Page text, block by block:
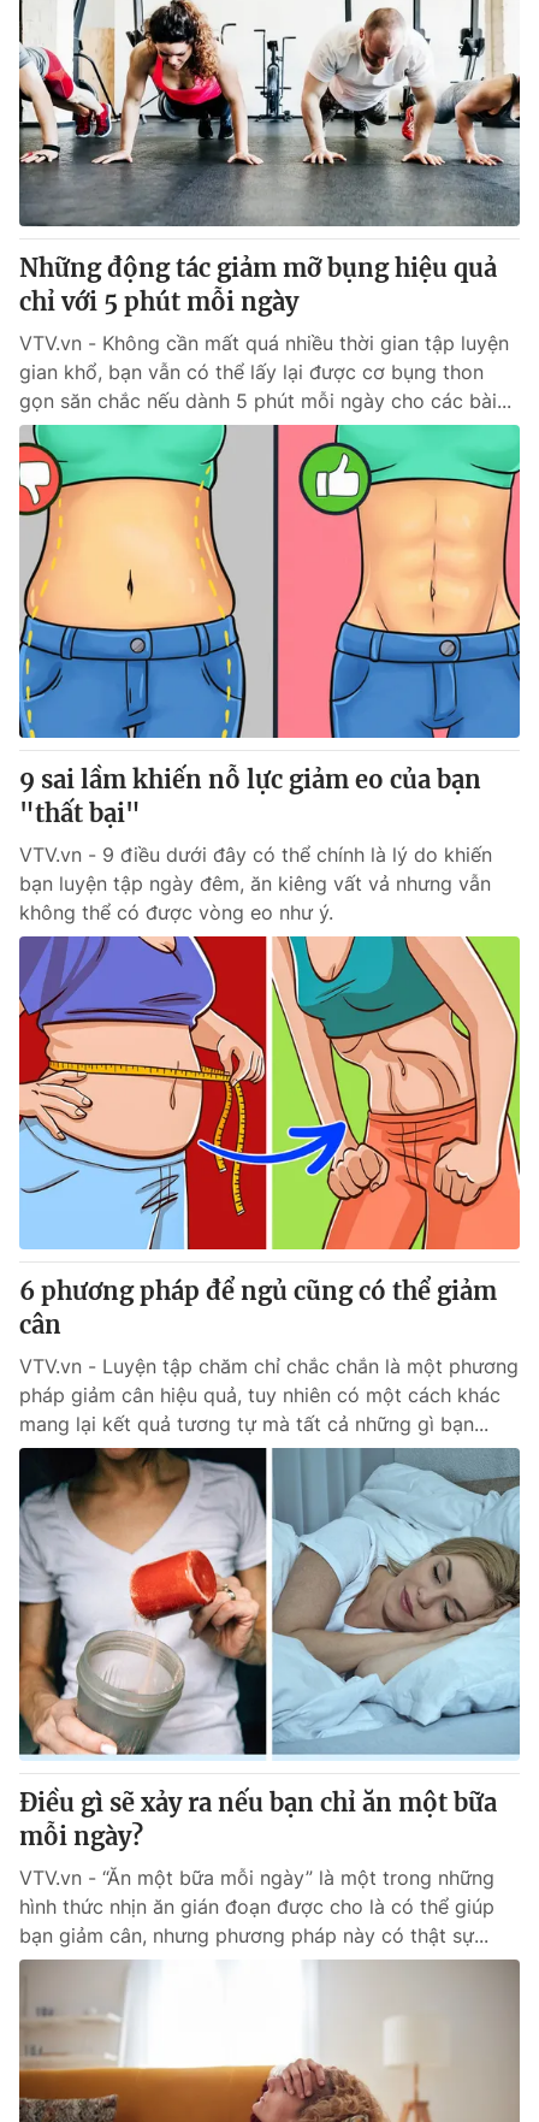
Những động tác giảm mỡ bụng hiệu quả
chỉ với 5 phút mỗi ngày
VTV.vn - Không cần mất quá nhiều thời gian tập luyện
gian khổ, bạn vẫn có thể lấy lại được cơ bụng thon
gọn săn chắc nếu dành 5 phút mỗi ngày cho các bài...
9 sai lầm khiến nỗ lực giảm eo của bạn
"thất bại"
VTV.vn - 9 điều dưới đây có thể chính là lý do khiến
bạn luyện tập ngày đêm, ăn kiêng vất vả nhưng vẫn
không thể có được vòng eo như ý.
6 phương pháp để ngủ cũng có thể giảm
cân
VTV.vn - Luyện tập chăm chỉ chắc chắn là một phương
pháp giảm cân hiệu quả, tuy nhiên có một cách khác
mang lại kết quả tương tự mà tất cả những gì bạn...
Điều gì sẽ xảy ra nếu bạn chỉ ăn một bữa
mỗi ngày?
VTV.vn - “Ăn một bữa mỗi ngày” là một trong những
hình thức nhịn ăn gián đoạn được cho là có thể giúp
bạn giảm cân, nhưng phương pháp này có thật sự...